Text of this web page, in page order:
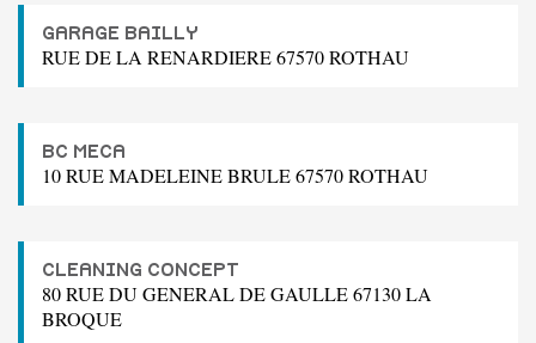
GARAGE BAILLY
RUE DE LA RENARDIERE 67570 ROTHAU
BC MECA
10 RUE MADELEINE BRULE 67570 ROTHAU
CLEANING CONCEPT
80 RUE DU GENERAL DE GAULLE 67130 LA
BROQUE